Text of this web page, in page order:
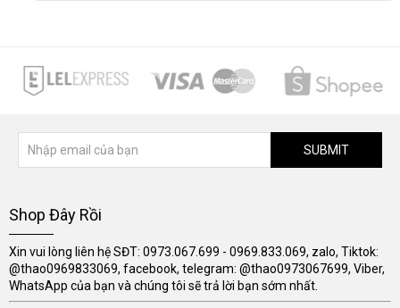
SUBMIT
Shop Đây Rồi
Xin vui lòng liên hệ SĐT: 0973.067.699 - 0969.833.069, zalo, Tiktok:
@thao0969833069, facebook, telegram: @thao0973067699, Viber,
WhatsApp của bạn và chúng tôi sẽ trả lời bạn sớm nhất.